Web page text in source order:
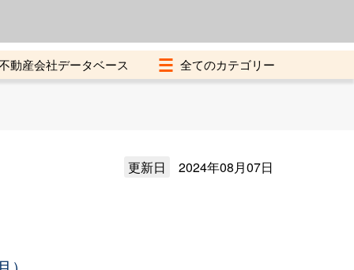
動産会社データベース
更新日 2024年08月07日